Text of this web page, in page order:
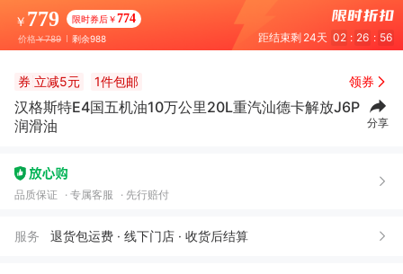
￥ 779 限时券后￥774
价格￥789 剩余988 距结束剩 24天 02 : 26 : 54
券 立减5元 1件包邮 领券
汉格斯特E4国五机油10万公里20L重汽汕德卡解放J6P
润滑油
分享
品质保证 专属客服 先行赔付
服务 退货包运费 · 线下门店 · 收货后结算